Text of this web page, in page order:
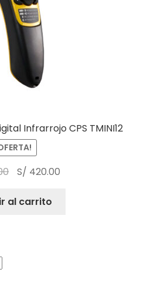
Infrarrojo CPS TMINI12
S/ 420.00
al carrito